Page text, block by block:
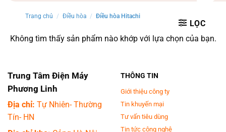
Trang chủ / Điều hòa / Điều hòa Hitachi
LỌC
Không tìm thấy sản phẩm nào khớp với lựa chọn của bạn.
Trung Tâm Điện Máy
Phương Linh
Địa chỉ: Tự Nhiên- Thường
Tín- HN
THÔNG TIN
Giới thiệu công ty
Tin khuyến mại
Tư vấn tiêu dùng
Tin tức công nghệ